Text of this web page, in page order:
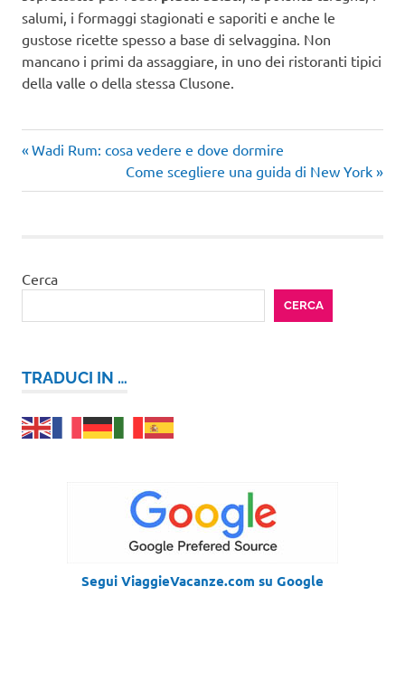
salumi, i formaggi stagionati e saporiti e anche le
gustose ricette spesso a base di selvaggina. Non
mancano i primi da assaggiare, in uno dei ristoranti tipici
della valle o della stessa Clusone.
Navigazione
articoli
Articolo
Wadi Rum: cosa vedere e dove dormire
Articolo
successivo:
Come scegliere una guida di New York
Cerca
CERCA
TRADUCI IN …
Segui ViaggieVacanze.com su Google